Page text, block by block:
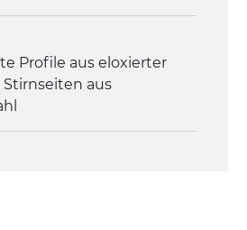
Motor-
Profile aus eloxierter
aus